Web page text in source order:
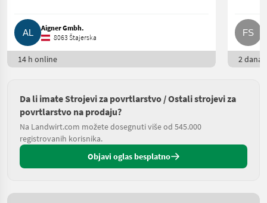
Aigner Gmbh.
8063 Štajerska
14 h online 2 dana
Da li imate Strojevi za povrtlarstvo / Ostali strojevi za
povrtlarstvo na prodaju?
Na Landwirt.com možete dosegnuti više od 545.000
registrovanih korisnika.
Objavi oglas besplatno